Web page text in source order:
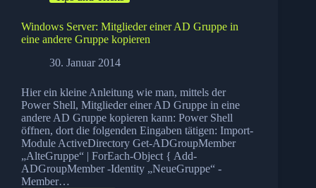
Windows Server: Mitglieder einer AD Gruppe in
eine andere Gruppe kopieren
30. Januar 2014
Hier ein kleine Anleitung wie man, mittels der
Power Shell, Mitglieder einer AD Gruppe in eine
andere AD Gruppe kopieren kann: Power Shell
öffnen, dort die folgenden Eingaben tätigen: Import-
Module ActiveDirectory Get-ADGroupMember
„AlteGruppe“ | ForEach-Object { Add-
ADGroupMember -Identity „NeueGruppe“ -
Member…